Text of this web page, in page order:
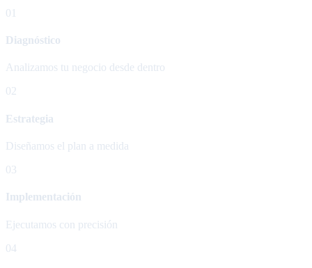
01
Diagnóstico
Analizamos tu negocio desde dentro
02
Estrategia
Diseñamos el plan a medida
03
Implementación
Ejecutamos con precisión
04